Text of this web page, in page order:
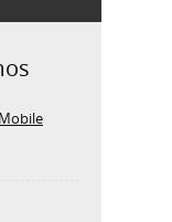
Mobile